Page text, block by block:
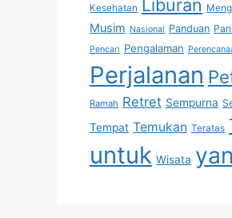
Kesehatan Liburan
Musim Nasional Panduan
Pencari Pengalaman
Perjalanan
Ramah Retret Sempurna
Tempat Temukan Teratas
untuk Wisata